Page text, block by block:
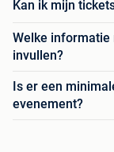
Kan ik mijn
Welke informatie
invullen?
Is er een
evenement?